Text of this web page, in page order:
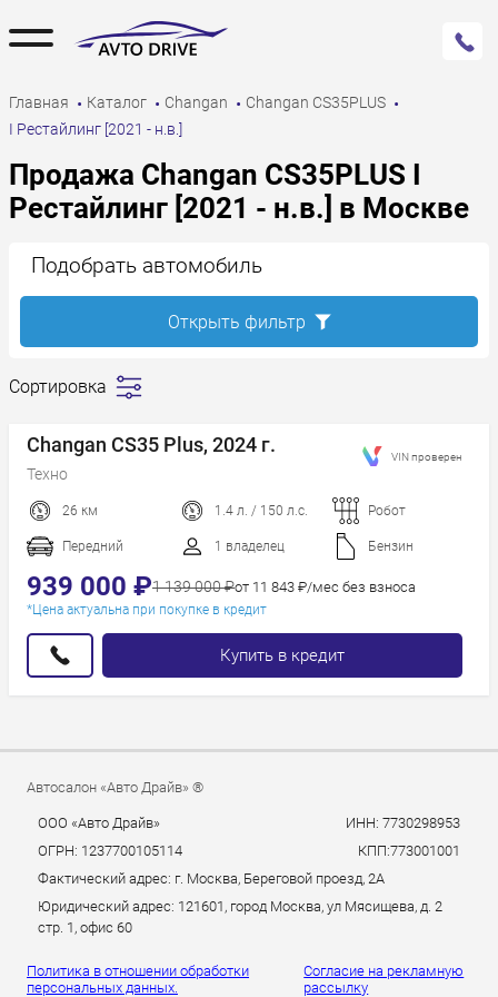
Главная Каталог Changan
Changan CS35PLUS
I Рестайлинг [2021 - н.в.]
Продажа Changan CS35PLUS I
Рестайлинг [2021 - н.в.] в Москве
Сортировка
дешевле
Сначала
дороже
Пробег
Год новее
Год старше
Changan CS35 Plus, 2024 г.
Техно
26 км 1.4 л. / 150 л.с. Робот
Передний 1 владелец Бензин
939 000 ₽1 139 000 ₽от 11 843 ₽/мес без взноса
*Цена актуальна при покупке в кредит
Купить в кредит
VIN проверен
Подобрать автомобиль
Открыть фильтр
Автосалон «Авто Драйв» ®
ООО «Авто Драйв»
ИНН: 7730298953
ОГРН: 1237700105114
КПП:773001001
Фактический адрес: г. Москва, Береговой проезд, 2А
Юридический адрес: 121601, город Москва, ул Мясищева, д. 2
стр. 1, офис 60
Политика в отношении обработки
персональных данных.
Согласие на рекламную
рассылку